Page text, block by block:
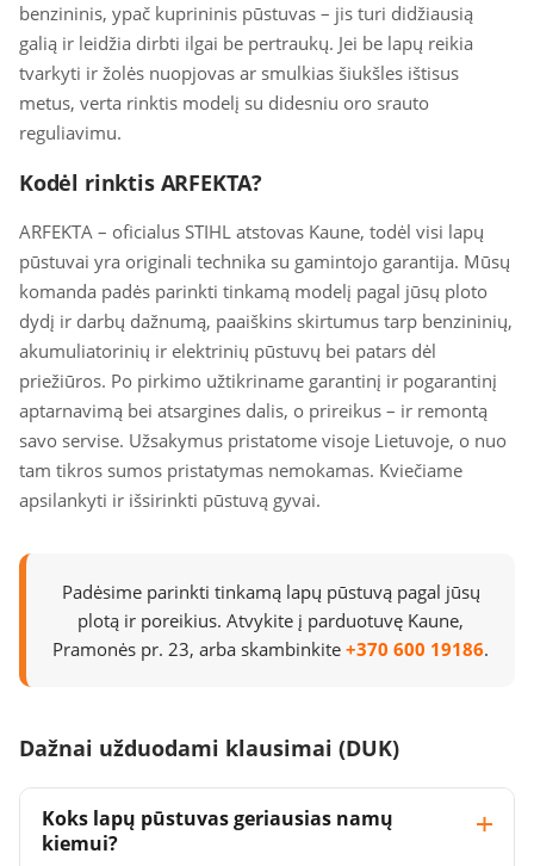
benzininis, ypač kuprininis pūstuvas – jis turi didžiausią
galią ir leidžia dirbti ilgai be pertraukų. Jei be lapų reikia
tvarkyti ir žolės nuopjovas ar smulkias šiukšles ištisus
metus, verta rinktis modelį su didesniu oro srauto
reguliavimu.
Kodėl rinktis ARFEKTA?
ARFEKTA – oficialus STIHL atstovas Kaune, todėl visi lapų
pūstuvai yra originali technika su gamintojo garantija. Mūsų
komanda padės parinkti tinkamą modelį pagal jūsų ploto
dydį ir darbų dažnumą, paaiškins skirtumus tarp benzininių,
akumuliatorinių ir elektrinių pūstuvų bei patars dėl
priežiūros. Po pirkimo užtikriname garantinį ir pogarantinį
aptarnavimą bei atsargines dalis, o prireikus – ir remontą
savo servise. Užsakymus pristatome visoje Lietuvoje, o nuo
tam tikros sumos pristatymas nemokamas. Kviečiame
apsilankyti ir išsirinkti pūstuvą gyvai.
Padėsime parinkti tinkamą lapų pūstuvą pagal jūsų
plotą ir poreikius. Atvykite į parduotuvę Kaune,
Pramonės pr. 23, arba skambinkite +370 600 19186.
Dažnai užduodami klausimai (DUK)
Koks lapų pūstuvas geriausias namų
kiemui?